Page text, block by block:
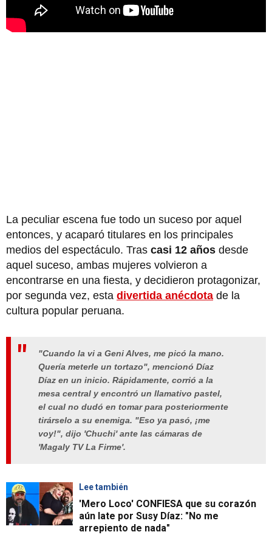
La peculiar escena fue todo un suceso por aquel
entonces, y acaparó titulares en los principales
medios del espectáculo. Tras casi 12 años desde
aquel suceso, ambas mujeres volvieron a
encontrarse en una fiesta, y decidieron protagonizar,
por segunda vez, esta divertida anécdota de la
cultura popular peruana.
"Cuando la vi a Geni Alves, me picó la mano.
Quería meterle un tortazo", mencionó Díaz
Díaz en un inicio. Rápidamente, corrió a la
mesa central y encontró un llamativo pastel,
el cual no dudó en tomar para posteriormente
tirárselo a su enemiga. "Eso ya pasó, ¡me
voy!", dijo 'Chuchi' ante las cámaras de
'Magaly TV La Firme'.
Lee también
'Mero Loco' CONFIESA que su corazón
aún late por Susy Díaz: "No me
arrepiento de nada"